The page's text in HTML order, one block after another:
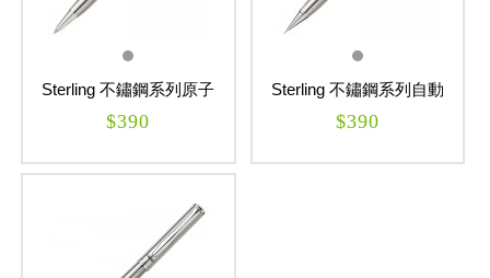
Sterling 不鏽鋼系列原子
筆
$390
Sterling 不鏽鋼系列自動
鉛筆
$390